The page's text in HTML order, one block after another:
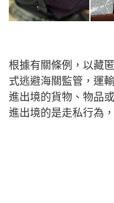
根據有關條例，以藏
式逃避海關監管，運
進出境的貨物、物品
進出境的是走私行為